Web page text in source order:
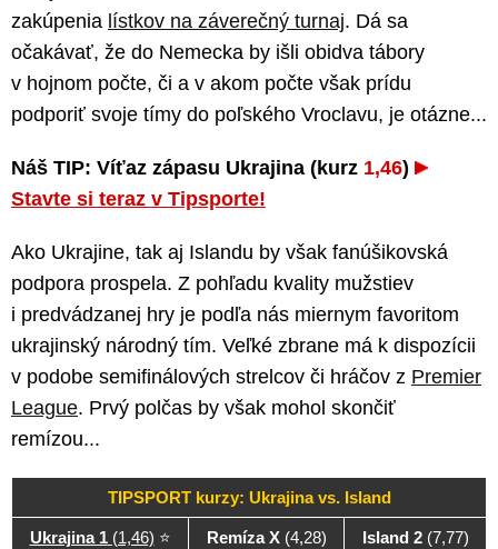
zakúpenia lístkov na záverečný turnaj. Dá sa
očakávať, že do Nemecka by išli obidva tábory
v hojnom počte, či a v akom počte však prídu
podporiť svoje tímy do poľského Vroclavu, je otázne...
Náš TIP: Víťaz zápasu Ukrajina (kurz 1,46)
Stavte si teraz v Tipsporte!
Ako Ukrajine, tak aj Islandu by však fanúšikovská
podpora prospela. Z pohľadu kvality mužstiev
i predvádzanej hry je podľa nás miernym favoritom
ukrajinský národný tím. Veľké zbrane má k dispozícii
v podobe semifinálových strelcov či hráčov z Premier
League. Prvý polčas by však mohol skončiť
remízou...
TIPSPORT kurzy: Ukrajina vs. Island
Ukrajina 1(1,46) ⭐ Remíza X(4,28) Island 2(7,77)